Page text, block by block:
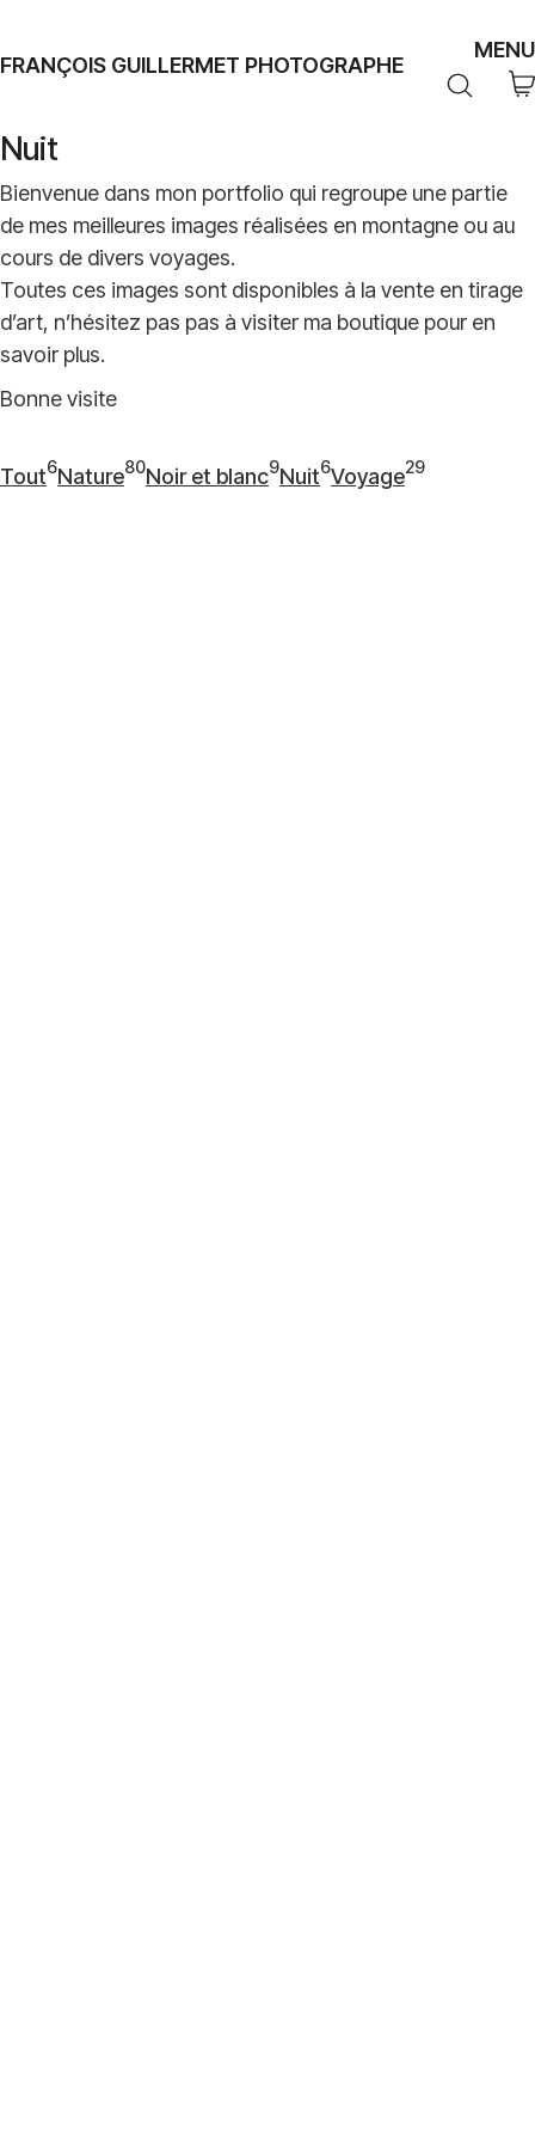
FRANÇOIS GUILLERMET PHOTOGRAPHE
MENU
Nuit
Bienvenue dans mon portfolio qui regroupe une partie
de mes meilleures images réalisées en montagne ou au
cours de divers voyages.
Toutes ces images sont disponibles à la vente en tirage
d’art, n’hésitez pas pas à visiter ma boutique pour en
savoir plus.
Bonne visite
Tout6
6
Nature80
80
Noir et blanc9
9
Nuit6
6
Voyage29
29